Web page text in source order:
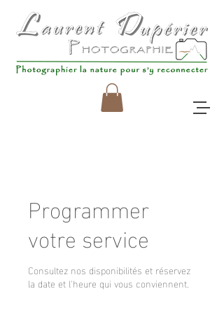
Programmer
votre service
Consultez nos disponibilités et réservez
la date et l'heure qui vous conviennent.